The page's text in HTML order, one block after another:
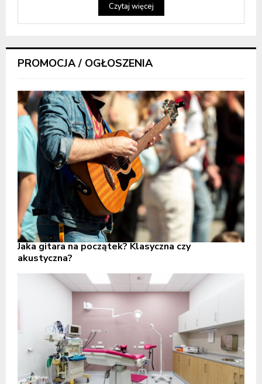
Czytaj więcej
PROMOCJA / OGŁOSZENIA
Jaka gitara na początek? Klasyczna czy
akustyczna?